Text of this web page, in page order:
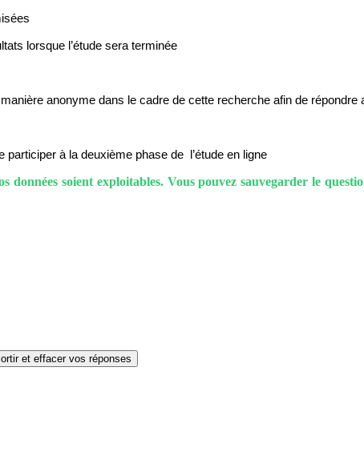
lorsque l’étude sera terminée
anonyme dans le cadre de cette recherche afin de répondre
participer à la deuxième phase de l’étude en ligne
soient exploitables. Vous pouvez sauvegarder le
et effacer vos réponses